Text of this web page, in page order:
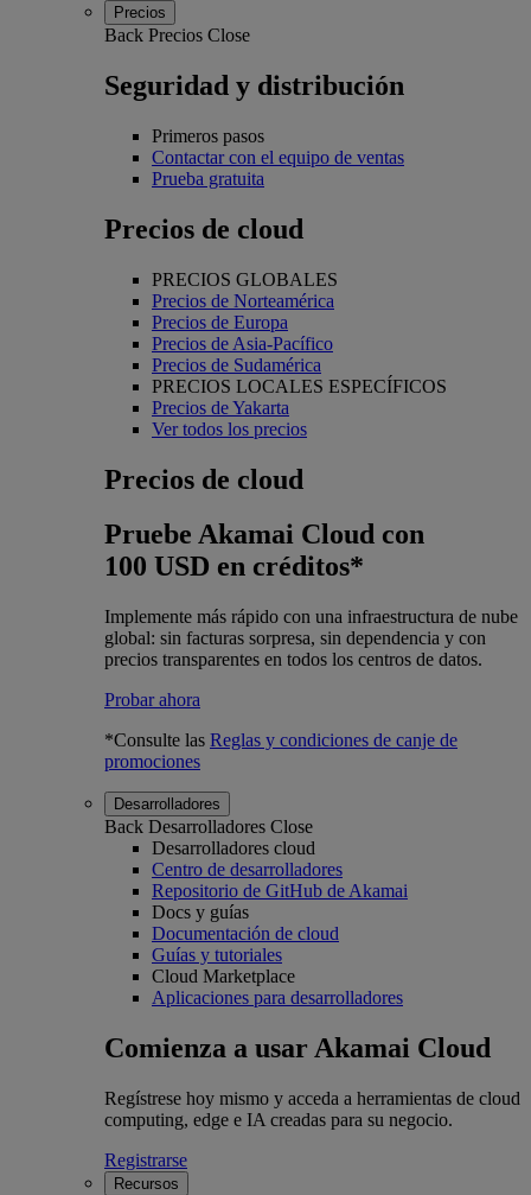
Precios
Back Precios Close
Seguridad y distribución
Primeros pasos
Contactar con el equipo de ventas
Prueba gratuita
Precios de cloud
PRECIOS GLOBALES
Precios de Norteamérica
Precios de Europa
Precios de Asia-Pacífico
Precios de Sudamérica
PRECIOS LOCALES ESPECÍFICOS
Precios de Yakarta
Ver todos los precios
Precios de cloud
Pruebe Akamai Cloud con
100 USD en créditos*
Implemente más rápido con una infraestructura de nube
global: sin facturas sorpresa, sin dependencia y con
precios transparentes en todos los centros de datos.
Probar ahora
*Consulte las Reglas y condiciones de canje de
promociones
Desarrolladores
Back Desarrolladores Close
Desarrolladores cloud
Centro de desarrolladores
Repositorio de GitHub de Akamai
Docs y guías
Documentación de cloud
Guías y tutoriales
Cloud Marketplace
Aplicaciones para desarrolladores
Comienza a usar Akamai Cloud
Regístrese hoy mismo y acceda a herramientas de cloud
computing, edge e IA creadas para su negocio.
Registrarse
Recursos